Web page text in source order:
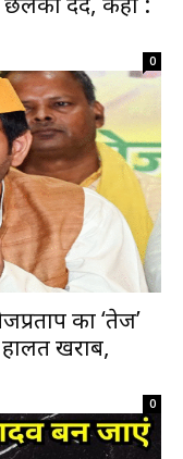
0
का ‘तेज’
खराब,
0